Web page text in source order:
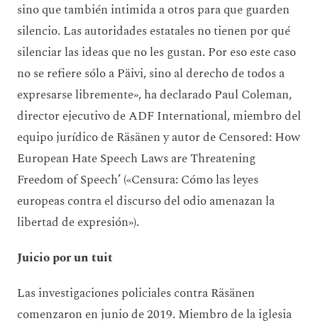
sino que también intimida a otros para que guarden
silencio. Las autoridades estatales no tienen por qué
silenciar las ideas que no les gustan. Por eso este caso
no se refiere sólo a Päivi, sino al derecho de todos a
expresarse libremente», ha declarado Paul Coleman,
director ejecutivo de ADF International, miembro del
equipo jurídico de Räsänen y autor de Censored: How
European Hate Speech Laws are Threatening
Freedom of Speech’ («Censura: Cómo las leyes
europeas contra el discurso del odio amenazan la
libertad de expresión»).
Juicio por un tuit
Las investigaciones policiales contra Räsänen
comenzaron en junio de 2019. Miembro de la iglesia